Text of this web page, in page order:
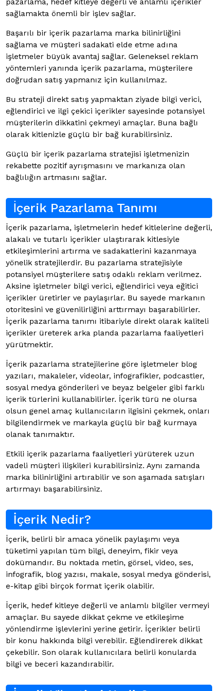
sağlamakta önemli bir işlev sağlar.
Başarılı bir içerik pazarlama marka bilinirliğini
sağlama ve müşteri sadakati elde etme adına
işletmeler büyük avantaj sağlar. Geleneksel reklam
yöntemleri yanında içerik pazarlama, müşterilere
doğrudan satış yapmanız için kullanılmaz.
Bu strateji direkt satış yapmaktan ziyade bilgi verici,
eğlendirici ve ilgi çekici içerikler sayesinde potansiyel
müşterilerin dikkatini çekmeyi amaçlar. Buna bağlı
olarak kitlenizle güçlü bir bağ kurabilirsiniz.
Güçlü bir içerik pazarlama stratejisi işletmenizin
rekabette pozitif ayrışmasını ve markanıza olan
bağlılığın artmasını sağlar.
İçerik Pazarlama Tanımı
İçerik pazarlama, işletmelerin hedef kitlelerine değerli,
alakalı ve tutarlı içerikler ulaştırarak kitlesiyle
etkileşimlerini artırma ve sadakatlerini kazanmaya
yönelik stratejilerdir. Bu pazarlama stratejisiyle
potansiyel müşterilere satış odaklı reklam verilmez.
Aksine işletmeler bilgi verici, eğlendirici veya eğitici
içerikler üretirler ve paylaşırlar. Bu sayede markanın
otoritesini ve güvenilirliğini arttırmayı başarabilirler.
İçerik pazarlama tanımı itibariyle direkt olarak kaliteli
içerikler üreterek arka planda pazarlama faaliyetleri
yürütmektir.
İçerik pazarlama stratejilerine göre işletmeler blog
yazıları, makaleler, videolar, infografikler, podcastler,
sosyal medya gönderileri ve beyaz belgeler gibi farklı
içerik türlerini kullanabilirler. İçerik türü ne olursa
olsun genel amaç kullanıcıların ilgisini çekmek, onları
bilgilendirmek ve markayla güçlü bir bağ kurmaya
olanak tanımaktır.
Etkili içerik pazarlama faaliyetleri yürüterek uzun
vadeli müşteri ilişkileri kurabilirsiniz. Aynı zamanda
marka bilinirliğini artırabilir ve son aşamada satışları
artırmayı başarabilirsiniz.
İçerik Nedir?
İçerik, belirli bir amaca yönelik paylaşımı veya
tüketimi yapılan tüm bilgi, deneyim, fikir veya
dokümandır. Bu noktada metin, görsel, video, ses,
infografik, blog yazısı, makale, sosyal medya gönderisi,
e-kitap gibi birçok format içerik olabilir.
İçerik, hedef kitleye değerli ve anlamlı bilgiler vermeyi
amaçlar. Bu sayede dikkat çekme ve etkileşime
yönlendirme işlevlerini yerine getirir. İçerikler belirli
bir konu hakkında bilgi verebilir. Eğlendirerek dikkat
çekebilir. Son olarak kullanıcılara belirli konularda
bilgi ve beceri kazandırabilir.